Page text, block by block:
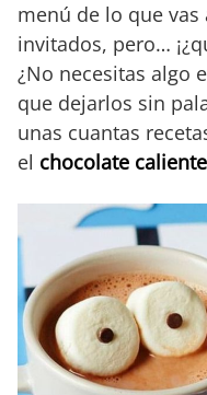
menú de lo que
invitados, pero…
¿No necesitas algo
que dejarlos sin
unas cuantas
el chocolate